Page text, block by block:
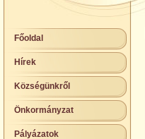
Főoldal
Hírek
Községünkről
Önkormányzat
Pályázatok